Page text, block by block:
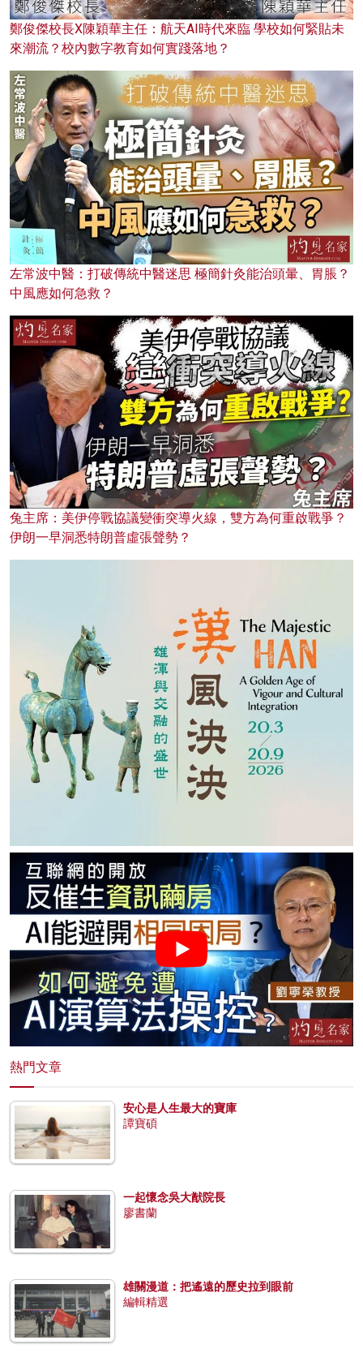
鄭俊傑校長X陳穎華主任：航天AI時代來臨 學校如何緊貼未
來潮流？校內數字教育如何實踐落地？
左常波中醫：打破傳統中醫迷思 極簡針灸能治頭暈、胃脹？
中風應如何急救？
兔主席：美伊停戰協議變衝突導火線，雙方為何重啟戰爭？
伊朗一早洞悉特朗普虛張聲勢？
熱門文章
安心是人生最大的寶庫
譚寶碩
一起懷念吳大猷院長
廖書蘭
雄關漫道：把遙遠的歷史拉到眼前
編輯精選